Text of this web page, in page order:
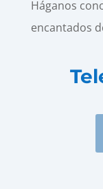
Háganos
encantados